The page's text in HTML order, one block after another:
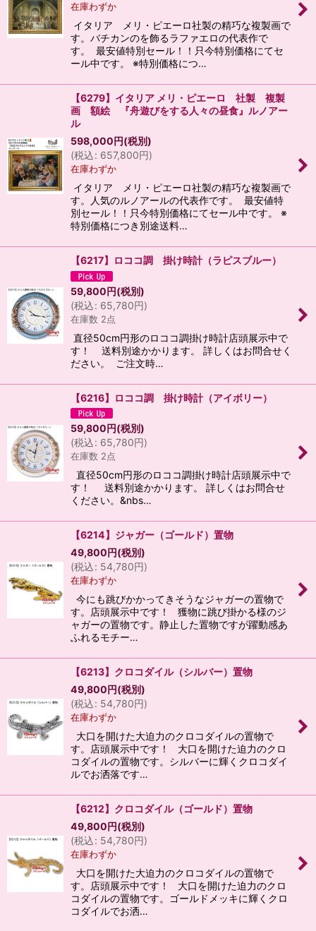
在庫わずか
イタリア メリ・ピエーロ社製の精巧な複製画で
す。バチカンのを飾るラファエロの代表作で
す。 最安値特別セール！！只今特別価格にてセ
ール中です。 ※特別価格につ…
【6279】イタリア メリ・ピエーロ 社製 複製
画 額絵 『舟遊びをする人々の昼食』ルノアー
ル
598,000円(税別)
(税込: 657,800円)
在庫わずか
イタリア メリ・ピエーロ社製の精巧な複製画で
す。人気のルノアールの代表作です。 最安値特
別セール！！只今特別価格にてセール中です。 ※
特別価格につき別途送料…
【6217】ロココ調 掛け時計（ラピスブルー）
59,800円(税別)
(税込: 65,780円)
在庫数 2点
直径50cm円形のロココ調掛け時計店頭展示中で
す！ 送料別途かかります。 詳しくはお問合せく
ださい。 ご注文時…
【6216】ロココ調 掛け時計（アイボリー）
59,800 円(税別)
(税込: 65,780円)
在庫数 2点
直径50cm円形のロココ調掛け時計店頭展示中で
す！ 送料別途かかります。 詳しくはお問合せ
ください。&nbs…
【6214】ジャガー（ゴールド）置物
49,800 円(税別)
(税込: 54,780円)
在庫わずか
今にも跳びかかってきそうなジャガーの置物で
す。店頭展示中です！ 獲物に跳び掛かる様のジ
ャガーの置物です。静止した置物ですが躍動感あ
ふれるモチー…
【6213】クロコダイル（シルバー）置物
49,800 円(税別)
(税込: 54,780円)
在庫わずか
大口を開けた大迫力のクロコダイルの置物で
す。店頭展示中です！ 大口を開けた迫力のクロ
コダイルの置物です。シルバーに輝くクロコダイ
ルでお洒落です…
【6212】クロコダイル（ゴールド）置物
49,800 円(税別)
(税込: 54,780円)
在庫わずか
大口を開けた大迫力のクロコダイルの置物で
す。店頭展示中です！ 大口を開けた迫力のクロ
コダイルの置物です。ゴールドメッキに輝くクロ
コダイルでお洒…